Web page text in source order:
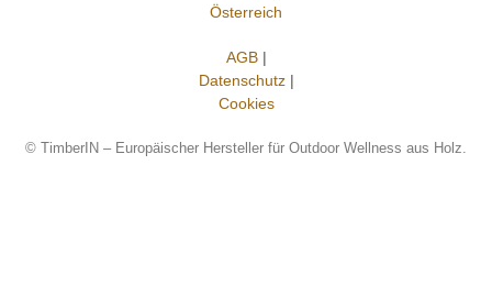
Österreich
AGB|
Datenschutz|
Cookies
© TimberIN – Europäischer Hersteller für Outdoor Wellness aus Holz.